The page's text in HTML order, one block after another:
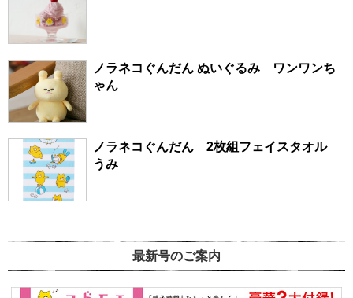
ノラネコぐんだん ぬいぐるみ ワンワンち
ゃん
ノラネコぐんだん 2枚組フェイスタオル
うみ
最新号のご案内